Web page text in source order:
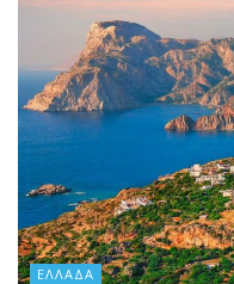
ΕΛΛΆΔΑ